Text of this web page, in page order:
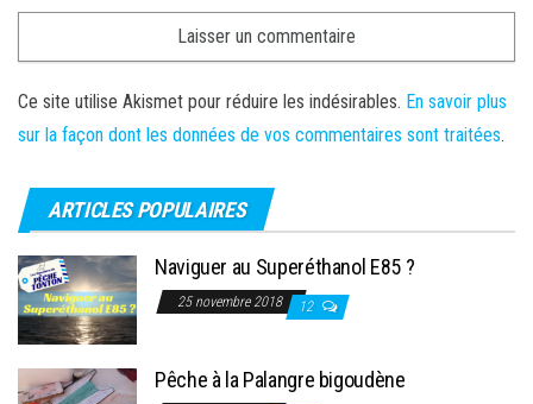
Ce site utilise Akismet pour réduire les indésirables. En savoir plus
sur la façon dont les données de vos commentaires sont traitées.
ARTICLES POPULAIRES
Naviguer au Superéthanol E85 ?
25 novembre 2018 12
Pêche à la Palangre bigoudène